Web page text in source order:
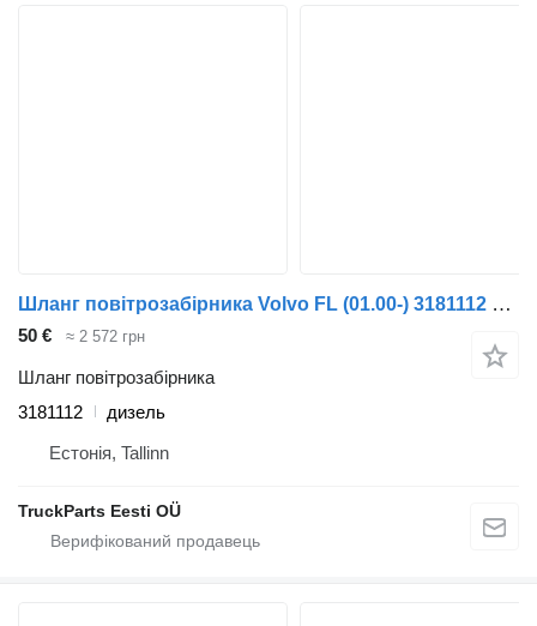
Шланг повітрозабірника Volvo FL (01.00-) 3181112 до тягача Volvo FL, FL6, FL7, FL10, FL12, FS718 (1985-2005)
50 € ≈ 2 572 грн
Шланг повітрозабірника
3181112
дизель
Естонія, Tallinn
TruckParts Eesti OÜ